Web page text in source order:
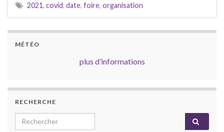
2021, covid, date, foire, organisation
MÉTÉO
plus d’informations
RECHERCHE
Search for: